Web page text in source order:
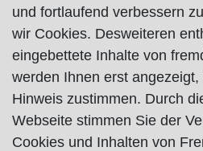
Impressum|Datenschutz|
und fortlaufend verbessern
wir Cookies. Desweiteren
eingebettete Inhalte von
werden Ihnen erst
Hinweis zustimmen. Durch
Webseite stimmen Sie der
Cookies und Inhalten von